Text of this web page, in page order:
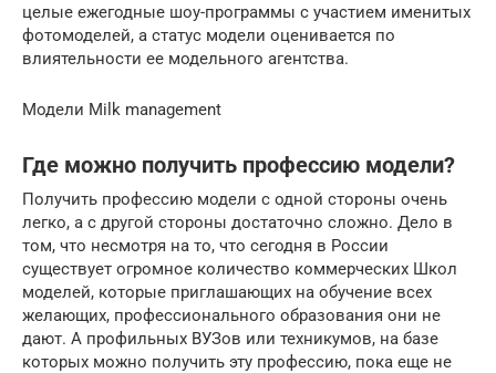
целые ежегодные шоу-программы с участием именитых
фотомоделей, а статус модели оценивается по
влиятельности ее модельного агентства.
Модели Milk management
Где можно получить профессию модели?
Получить профессию модели с одной стороны очень
легко, а с другой стороны достаточно сложно. Дело в
том, что несмотря на то, что сегодня в России
существует огромное количество коммерческих Школ
моделей, которые приглашающих на обучение всех
желающих, профессионального образования они не
дают. А профильных ВУЗов или техникумов, на базе
которых можно получить эту профессию, пока еще не